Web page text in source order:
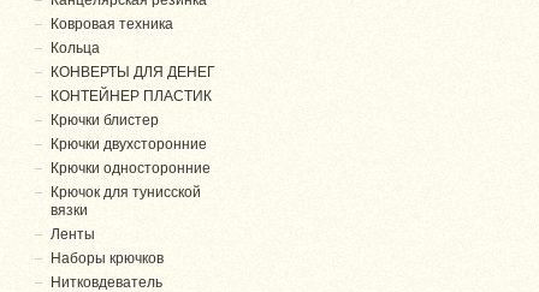
Ковровая техника
Кольца
КОНВЕРТЫ ДЛЯ ДЕНЕГ
КОНТЕЙНЕР ПЛАСТИК
Крючки блистер
Крючки двухсторонние
Крючки односторонние
Крючок для тунисской
вязки
Ленты
Наборы крючков
Нитковдеватель